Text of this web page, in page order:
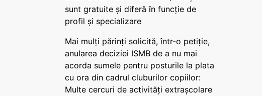
sunt gratuite și diferă în funcție de
profil și specializare
Mai mulți părinți solicită, într-o petiție,
anularea deciziei ISMB de a nu mai
acorda sumele pentru posturile la plata
cu ora din cadrul cluburilor copiilor:
Multe cercuri de activități extrașcolare